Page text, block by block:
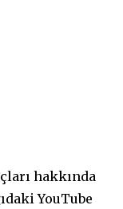
hakkında
YouTube